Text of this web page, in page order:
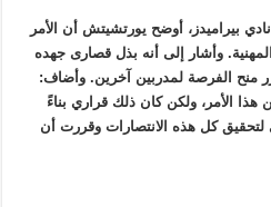
بيراميدز، أوضح يورتشيتش أن الأمر
وأشار إلى أنه بذل قصارى جهده
منح الفرصة لمدربين آخرين. وأضاف:
الأمر، ولكن كان ذلك قراري بناءً
كل هذه الانتصارات وقررت أن